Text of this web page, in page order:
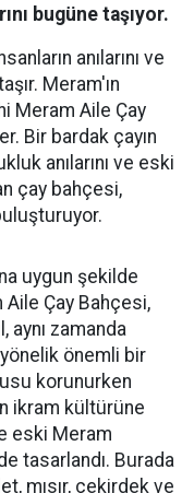
bugüne taşıyor.
anılarını ve
Meram'ın
Meram Aile Çay
Bir bardak çayın
anılarını ve eski
çay bahçesi,
uygun şekilde
Çay Bahçesi,
zamanda
önemli bir
korunurken
ikram kültürüne
eski Meram
tasarlandı. Burada
mısır, çekirdek ve